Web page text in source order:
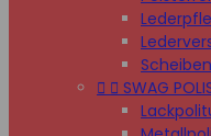
  SWAG